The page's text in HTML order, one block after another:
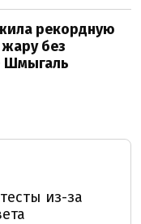
рекордную
без
Шмыгаль
из-за